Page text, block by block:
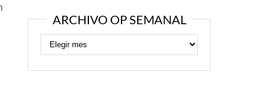
ARCHIVO OP SEMANAL